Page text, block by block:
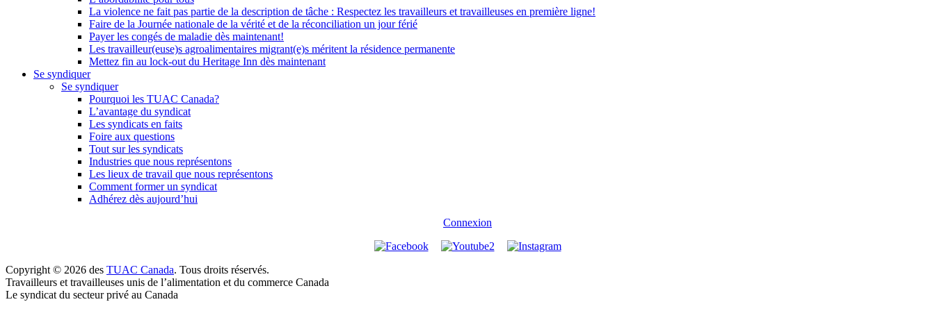
La violence ne fait pas partie de la description de tâche : Respectez les travailleurs et travailleuses en première ligne!
Faire de la Journée nationale de la vérité et de la réconciliation un jour férié
Payer les congés de maladie dès maintenant!
Les travailleur(euse)s agroalimentaires migrant(e)s méritent la résidence permanente
Mettez fin au lock-out du Heritage Inn dès maintenant
Se syndiquer
Se syndiquer
Pourquoi les TUAC Canada?
L’avantage du syndicat
Les syndicats en faits
Foire aux questions
Tout sur les syndicats
Industries que nous représentons
Les lieux de travail que nous représentons
Comment former un syndicat
Adhérez dès aujourd’hui
Connexion
Copyright © 2026 des TUAC Canada. Tous droits réservés.
Travailleurs et travailleuses unis de l’alimentation et du commerce Canada
Le syndicat du secteur privé au Canada